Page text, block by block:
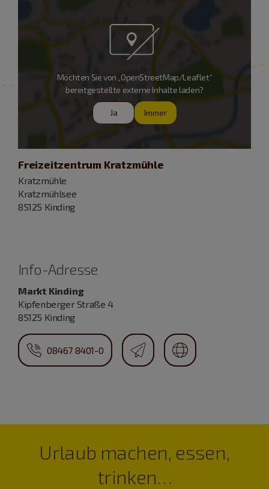
Möchten Sie von „OpenStreetMap/Leaflet“
bereitgestellte externe Inhalte laden?
Ja Immer
Freizeitzentrum Kratzmühle
Kratzmühle
Kratzmühlsee
85125 Kinding
Info-Adresse
Markt Kinding
Kipfenberger Straße 4
85125 Kinding
08467 8401-0
Urlaub machen, essen,
trinken…